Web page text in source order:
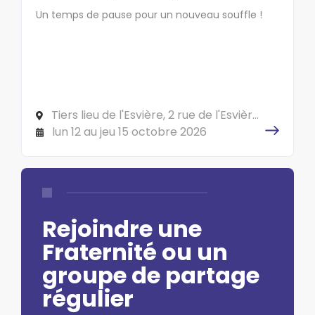
Un temps de pause pour un nouveau souffle !
Tiers lieu de l'Esvière, 2 rue de l'Esvière,
49000 ANGERS
lun 12 au jeu 15 octobre 2026
Rejoindre une
Fraternité ou un
groupe de partage
régulier